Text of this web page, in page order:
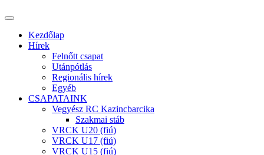
Kezdőlap
Hírek
Felnőtt csapat
Utánpótlás
Regionális hírek
Egyéb
CSAPATAINK
Vegyész RC Kazincbarcika
Szakmai stáb
VRCK U20 (fiú)
VRCK U17 (fiú)
VRCK U15 (fiú)